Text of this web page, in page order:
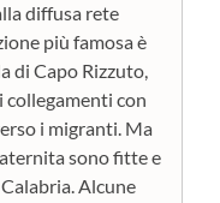
diffusa rete
più famosa è
di Capo Rizzuto,
collegamenti con
i migranti. Ma
sono fitte e
Alcune